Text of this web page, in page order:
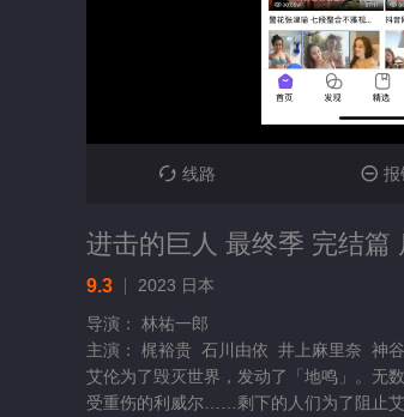
 线路  报
进击的巨人 最终季 完结篇
9.3 2023 日本
导演： 林祐一郎
主演： 梶裕贵 石川由依 井上麻里奈 神
艾伦为了毁灭世界，发动了「地鸣」。无
受重伤的利威尔……剩下的人们为了阻止艾